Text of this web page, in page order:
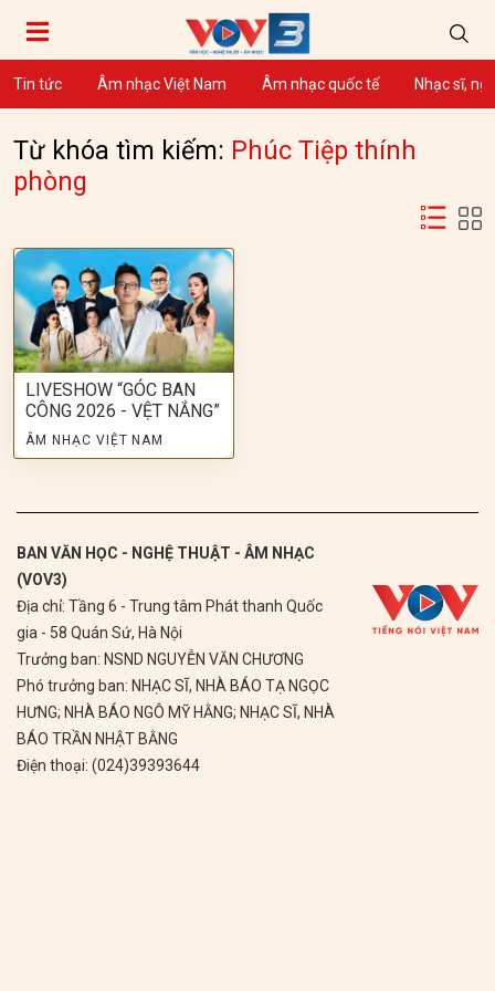
Tin tức Âm nhạc Việt Nam Âm nhạc quốc tế Nhạc sĩ,
Từ khóa tìm kiếm: Phúc Tiệp thính
phòng
LIVESHOW “GÓC BAN
CÔNG 2026 - VỆT NẮNG”
ÂM NHẠC VIỆT NAM
BAN VĂN HỌC - NGHỆ THUẬT - ÂM NHẠC
(VOV3)
Địa chỉ: Tầng 6 - Trung tâm Phát thanh Quốc
gia - 58 Quán Sứ, Hà Nội
Trưởng ban: NSND NGUYỄN VĂN CHƯƠNG
Phó trưởng ban: NHẠC SĨ, NHÀ BÁO TẠ NGỌC
HƯNG; NHÀ BÁO NGÔ MỸ HẰNG; NHẠC SĨ, NHÀ
BÁO TRẦN NHẬT BẰNG
Điện thoại: (024)39393644